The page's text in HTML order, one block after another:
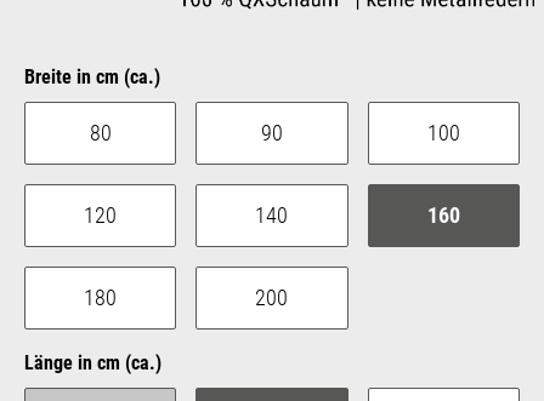
Breite in cm (ca.)auswählen
80 90 100
120 140 160
180 200
Länge in cm (ca.)auswählen